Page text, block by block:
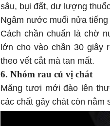
sâu, bụi đất, dư lượng
Ngâm nước muối nửa
Cách chần chuẩn là chờ
lớn cho vào chần 30 giây
theo vết cắt mà tan mất.
6. Nhóm rau củ vị chát
Măng tươi mới đào lên
các chất gây chát còn nằm